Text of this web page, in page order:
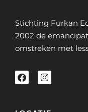
Stichting Furkan
2002 de
omstreken met